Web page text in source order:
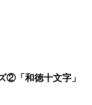
②「和徳十文字」